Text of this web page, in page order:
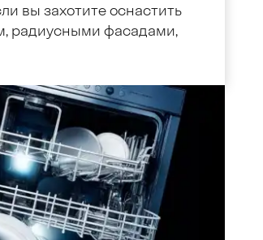
вы захотите оснастить
радиусными фасадами,